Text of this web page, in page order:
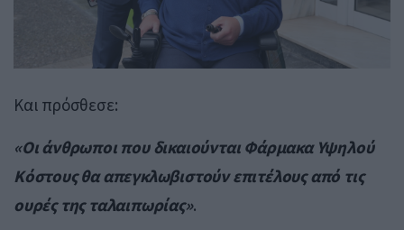
Και πρόσθεσε:
«Οι άνθρωποι που δικαιούνται Φάρμακα Υψηλού
Κόστους θα απεγκλωβιστούν επιτέλους από τις
ουρές της ταλαιπωρίας».